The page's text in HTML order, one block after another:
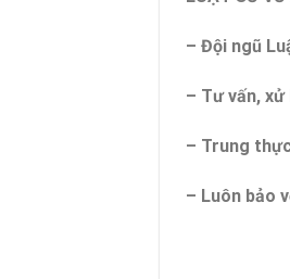
– Đội ngũ
– Tư vấn, xử
– Trung
– Luôn bảo